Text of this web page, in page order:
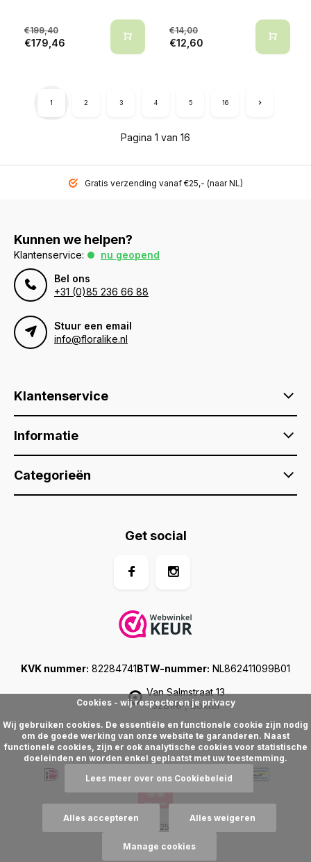
€199,40
€179,46
€14,00
€12,60
Pagina 1 van 16
1 2 3 4 5 16
Gratis verzending vanaf €25,- (naar NL)
Kunnen we helpen?
Klantenservice:
nu geopend
Bel ons
+31 (0)85 236 66 88
Stuur een email
info@floralike.nl
Klantenservice
Informatie
Categorieën
Van Salmstraat 13
5281RP, Boxtel
KVK nummer: 82284741BTW-nummer: NL862411099B01
Get social
, 2025
Cookies - wij respecteren je privacy
Wij gebruiken cookies. De essentiële en functionele cookie zijn nodig
om de goede werking van onze website te garanderen. Naast
functionele cookies, zijn er ook analytische cookies voor statistische
doeleinden en worden enkel geplaatst met uw toestemming.
Lees meer over ons Cookiebeleid
Alles accepteren Alles weigeren
Manage cookies